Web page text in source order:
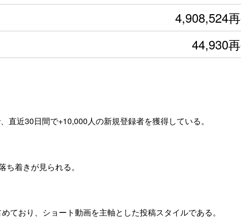
4,908,524
44,930
近30日間で+10,000人の新規登録者を獲得している。
着きが見られる。
おり、ショート動画を主軸とした投稿スタイルである。